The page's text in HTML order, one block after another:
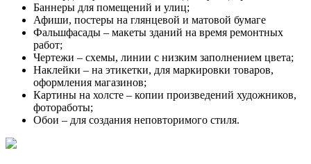
Баннеры для помещений и улиц;
Афиши, постеры на глянцевой и матовой бумаге
Фальшфасады – макеты зданий на время ремонтных
работ;
Чертежи – схемы, линии с низким заполнением цвета;
Наклейки – на этикетки, для маркировки товаров,
оформления магазинов;
Картины на холсте – копии произведений художников,
фотоработы;
Обои – для создания неповторимого стиля.